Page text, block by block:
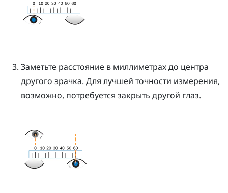
Заметьте расстояние в миллиметрах до центра
другого зрачка. Для лучшей точности измерения,
возможно, потребуется закрыть другой глаз.